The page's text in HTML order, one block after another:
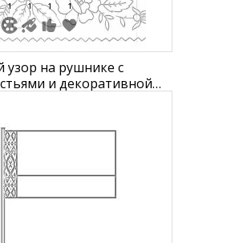
1 1 1 1
узор на рушнике с
и декоративной